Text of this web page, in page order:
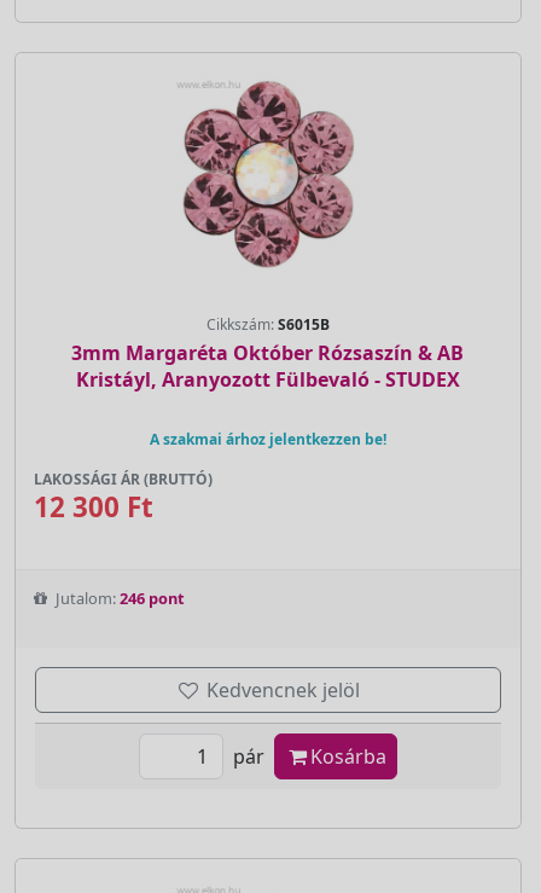
Cikkszám:S6015B
3mm Margaréta Október Rózsaszín & AB
Kristáyl, Aranyozott Fülbevaló - STUDEX
A szakmai árhoz jelentkezzen be!
LAKOSSÁGI ÁR (BRUTTÓ)
12 300 Ft
Jutalom:246 pont
Kedvencnek jelöl
pár Kosárba